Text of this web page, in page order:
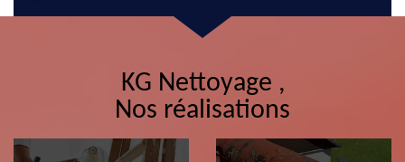
KG Nettoyage ,
Nos réalisations